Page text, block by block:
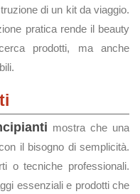
di un kit da viaggio.
pratica rende il beauty
prodotti, ma anche
mostra che una
il bisogno di semplicità.
o tecniche professionali.
essenziali e prodotti che